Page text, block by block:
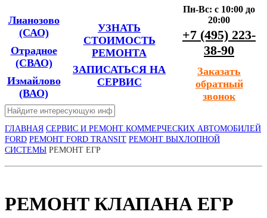
Лианозово
(САО)
Отрадное
(СВАО)
Измайлово
(ВАО)
УЗНАТЬ
СТОИМОСТЬ
РЕМОНТА
ЗАПИСАТЬСЯ НА
СЕРВИС
Пн-Вс: с 10:00 до
20:00
+7 (495) 223-
38-90
Заказать
обратный
звонок
ГЛАВНАЯ СЕРВИС И РЕМОНТ КОММЕРЧЕСКИХ АВТОМОБИЛЕЙ
FORD РЕМОНТ FORD TRANSIT РЕМОНТ ВЫХЛОПНОЙ
СИСТЕМЫ РЕМОНТ ЕГР
РЕМОНТ КЛАПАНА ЕГР